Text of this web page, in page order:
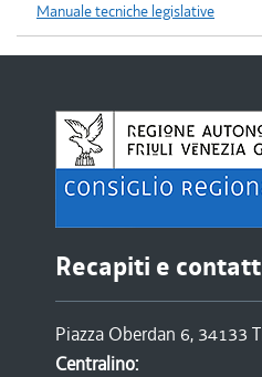
Manuale tecniche legislative
Recapiti e
Piazza Oberdan 6, 34133
Centralino: